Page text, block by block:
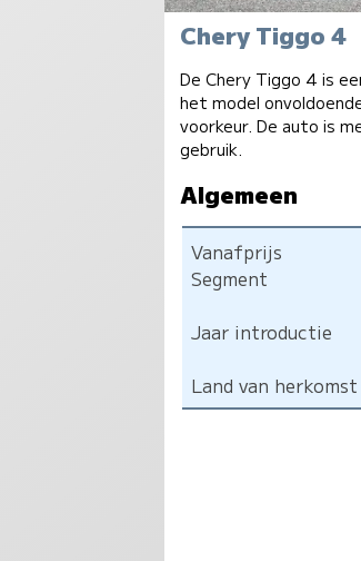
Chery Tiggo 4
De Chery Tiggo 4 is
het model
voorkeur. De auto is
gebruik.
Algemeen
Vanafprijs
Segment
Jaar introductie
Land van herkomst